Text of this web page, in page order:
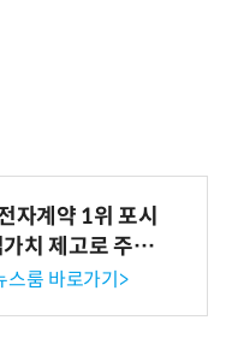
자계약 1위 포시
치 제고로 주주
획 공시
스룸 바로가기>